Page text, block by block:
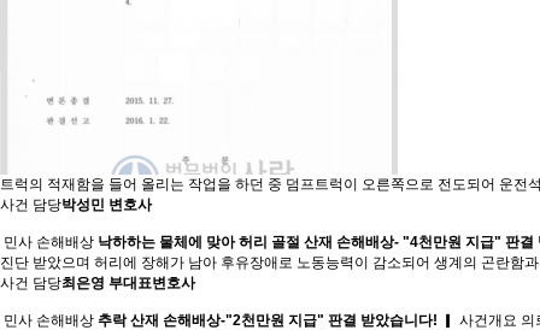
트럭의 적재함을 들어 올리는 작업을 하던 중 덤프트럭이 오른쪽으로 전도되어 운
사건 담당박성민 변호사
민사 손해배상 낙하하는 물체에 맞아 허리 골절 산재 손해배상- "4천만원 지급" 판결
진단 받았으며 허리에 장해가 남아 후유장애로 노동능력이 감소되어 생계의 곤란함
사건 담당최은영 부대표변호사
민사 손해배상 추락 산재 손해배상-"2천만원 지급" 판결 받았습니다!
▎ 사건개요